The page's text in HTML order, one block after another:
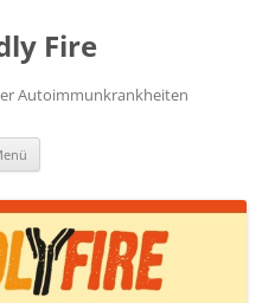
Fire
Autoimmunkrankheiten